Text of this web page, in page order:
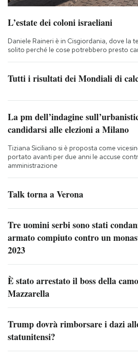
L’estate dei coloni israeliani
Daniele Raineri è in Cisgiordania, dove la
solito perché le cose potrebbero presto
Tutti i risultati dei Mondiali di
La pm dell’indagine
candidarsi alle elezioni a Milano
Tiziana Siciliano si è proposta come
portato avanti per due anni le accuse
amministrazione
Talk torna a Verona
Tre uomini serbi sono stati
armato compiuto contro un
2023
È stato arrestato il boss della
Mazzarella
Trump dovrà rimborsare i dazi
statunitensi?